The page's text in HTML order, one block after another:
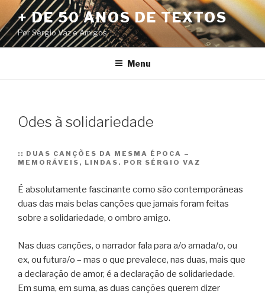
Pular
para
o
conteúdo
+ DE 50 ANOS DE TEXTOS
Por Sérgio Vaz e Amigos
Menu
Odes à solidariedade
:: DUAS CANÇÕES DA MESMA ÉPOCA –
MEMORÁVEIS, LINDAS. POR SÉRGIO VAZ
É absolutamente fascinante como são contemporâneas
duas das mais belas canções que jamais foram feitas
sobre a solidariedade, o ombro amigo.
Nas duas canções, o narrador fala para a/o amada/o, ou
ex, ou futura/o – mas o que prevalece, nas duas, mais que
a declaração de amor, é a declaração de solidariedade.
Em suma, em suma, as duas canções querem dizer